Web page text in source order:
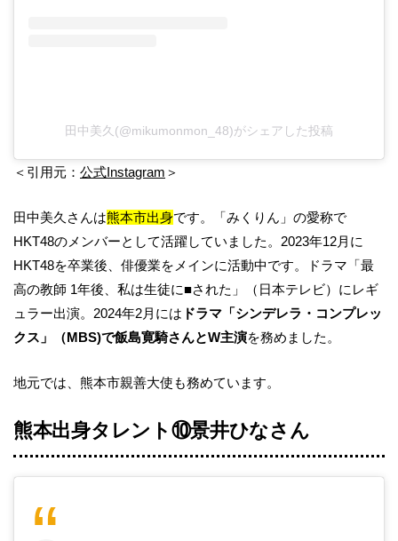
田中美久(@mikumonmon_48)がシェアした投稿
＜引用元： 公式Instagram ＞
田中美久さんは熊本市出身です。「みくりん」の愛称で
HKT48のメンバーとして活躍していました。2023年12月に
HKT48を卒業後、俳優業をメインに活動中です。ドラマ「最
高の教師 1年後、私は生徒に■された」（日本テレビ）にレギ
ュラー出演。2024年2月には ドラマ「シンデレラ・コンプレッ
クス」（MBS)で飯島寛騎さんとW主演を務めました。
地元では、熊本市親善大使も務めています。
熊本出身タレント⑩景井ひなさん